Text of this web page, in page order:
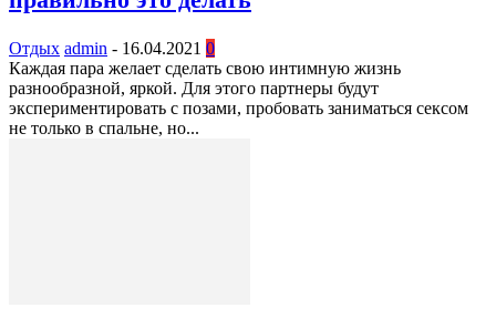
Отдых admin - 16.04.2021 0
Каждая пара желает сделать свою интимную жизнь
разнообразной, яркой. Для этого партнеры будут
экспериментировать с позами, пробовать заниматься сексом
не только в спальне, но...